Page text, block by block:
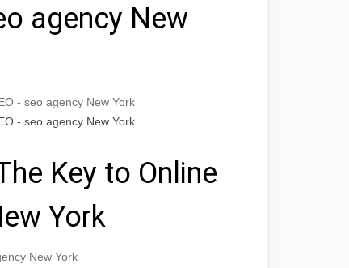
agency New
- seo agency New York
- seo agency New York
Key to Online
York
New York